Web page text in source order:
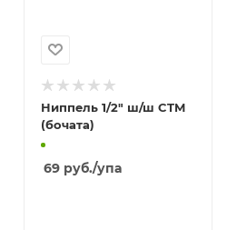
Ниппель 1/2" ш/ш CTM
(бочата)
69руб./упа